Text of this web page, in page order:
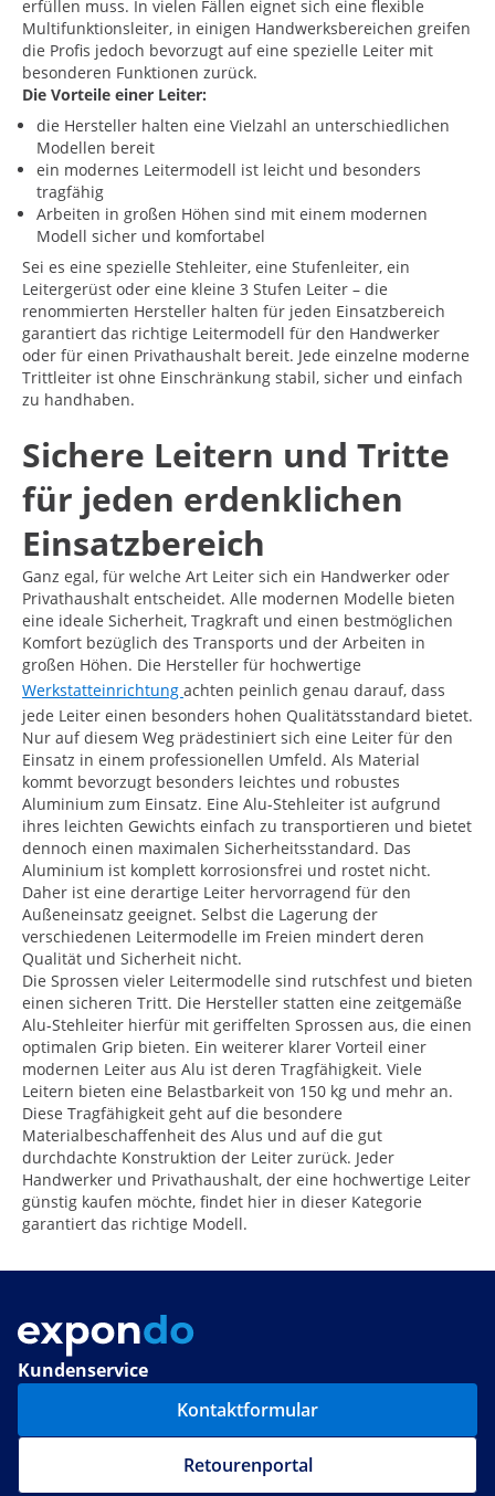
erfüllen muss. In vielen Fällen eignet sich eine flexible
Multifunktionsleiter, in einigen Handwerksbereichen greifen
die Profis jedoch bevorzugt auf eine spezielle Leiter mit
besonderen Funktionen zurück.
Die Vorteile einer Leiter:
die Hersteller halten eine Vielzahl an unterschiedlichen
Modellen bereit
ein modernes Leitermodell ist leicht und besonders
tragfähig
Arbeiten in großen Höhen sind mit einem modernen
Modell sicher und komfortabel
Sei es eine spezielle Stehleiter, eine Stufenleiter, ein
Leitergerüst oder eine kleine 3 Stufen Leiter – die
renommierten Hersteller halten für jeden Einsatzbereich
garantiert das richtige Leitermodell für den Handwerker
oder für einen Privathaushalt bereit. Jede einzelne moderne
Trittleiter ist ohne Einschränkung stabil, sicher und einfach
zu handhaben.
Sichere Leitern und Tritte
für jeden erdenklichen
Einsatzbereich
Ganz egal, für welche Art Leiter sich ein Handwerker oder
Privathaushalt entscheidet. Alle modernen Modelle bieten
eine ideale Sicherheit, Tragkraft und einen bestmöglichen
Komfort bezüglich des Transports und der Arbeiten in
großen Höhen. Die Hersteller für hochwertige
Werkstatteinrichtung achten peinlich genau darauf, dass
jede Leiter einen besonders hohen Qualitätsstandard bietet.
Nur auf diesem Weg prädestiniert sich eine Leiter für den
Einsatz in einem professionellen Umfeld. Als Material
kommt bevorzugt besonders leichtes und robustes
Aluminium zum Einsatz. Eine Alu-Stehleiter ist aufgrund
ihres leichten Gewichts einfach zu transportieren und bietet
dennoch einen maximalen Sicherheitsstandard. Das
Aluminium ist komplett korrosionsfrei und rostet nicht.
Daher ist eine derartige Leiter hervorragend für den
Außeneinsatz geeignet. Selbst die Lagerung der
verschiedenen Leitermodelle im Freien mindert deren
Qualität und Sicherheit nicht.
Die Sprossen vieler Leitermodelle sind rutschfest und bieten
einen sicheren Tritt. Die Hersteller statten eine zeitgemäße
Alu-Stehleiter hierfür mit geriffelten Sprossen aus, die einen
optimalen Grip bieten. Ein weiterer klarer Vorteil einer
modernen Leiter aus Alu ist deren Tragfähigkeit. Viele
Leitern bieten eine Belastbarkeit von 150 kg und mehr an.
Diese Tragfähigkeit geht auf die besondere
Materialbeschaffenheit des Alus und auf die gut
durchdachte Konstruktion der Leiter zurück. Jeder
Handwerker und Privathaushalt, der eine hochwertige Leiter
günstig kaufen möchte, findet hier in dieser Kategorie
garantiert das richtige Modell.
Kundenservice
Kontaktformular
Retourenportal